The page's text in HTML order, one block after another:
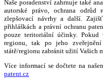
Naše poradenství zahrnuje také
autorské právo, ochrana odrůd
zlepšovací návrhy a další.
přihláškách a právní ochranu
pouze teritoriální účinky. Pokud
regionu, tak po jeho
státě/regionu zabránit užití Vašich
Více informací se dočtete na
patent.cz